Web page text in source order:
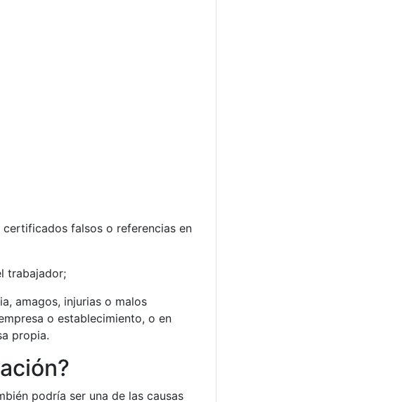
falsos o referencias en
trabajador;
amagos, injurias o malos
o establecimiento, o en
propia.
podría ser una de las causas